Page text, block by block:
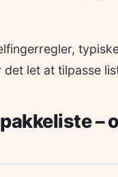
det let at tilpasse
–